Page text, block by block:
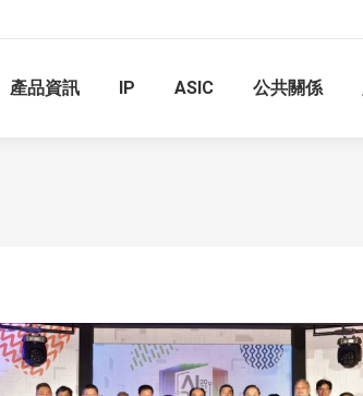
產品資訊 IP ASIC 公共關係